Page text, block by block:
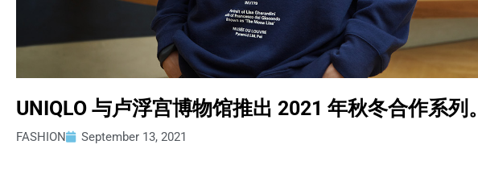
UNIQLO 与卢浮宫博物馆推出 2021 年秋冬合作系列。
FASHION September 13, 2021